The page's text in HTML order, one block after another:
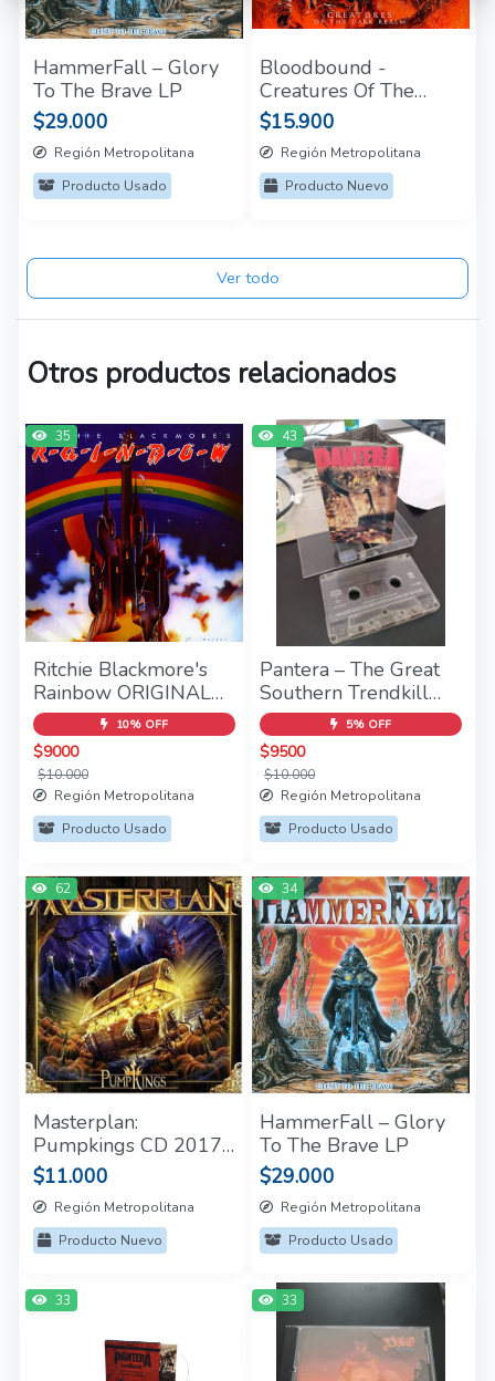
HammerFall – Glory
To The Brave LP
$29.000
Región Metropolitana
Producto Usado
Bloodbound -
Creatures Of The
Dark CD + DVD
$15.900
Región Metropolitana
Producto Nuevo
Ver todo
Otros productos relacionados
35
Ritchie Blackmore's
Rainbow ORIGINAL
RECORDING
REMASTERED 1CD
10% OFF
$9000
$10.000
Región Metropolitana
Producto Usado
43
Pantera – The Great
Southern Trendkill
Cassette
5% OFF
$9500
$10.000
Región Metropolitana
Producto Usado
62
Masterplan:
Pumpkings CD 2017
Nuevo y Sellado
$11.000
Región Metropolitana
Producto Nuevo
34
HammerFall – Glory
To The Brave LP
$29.000
Región Metropolitana
Producto Usado
33 33